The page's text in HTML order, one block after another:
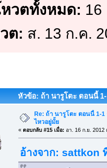
วตทั้งหมด: 16
ต: ส. 13 ก.ค.
หัวข้อ: ถ้า นารูโตะ ตอนนี้
Re: ถ้า นารูโตะ ตอนนี้ 1-
ไหวอยู่มั้ย
« ตอบกลับ #15 เมื่อ: อา. 16 ก.ย. 2012
อ้างจาก: sattkon